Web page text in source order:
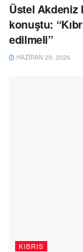
Üstel Akdeniz
konuştu:
edilmeli”
HAZIRAN 29, 2026
KIBRIS